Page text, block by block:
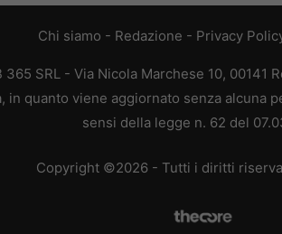
Chi siamo - Redazione - Privacy
SRL - Via Nicola Marchese 10, 00141
quanto viene aggiornato senza
sensi della legge n. 62 del
Copyright ©2026 - Tutti i diritti